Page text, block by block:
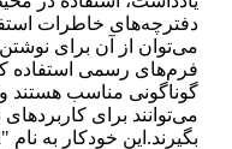
دفترچه‌های خاطرات
می‌توان از آن برای
فرم‌های رسمی استفاده
گوناگونی مناسب هستند
می‌توانند برای